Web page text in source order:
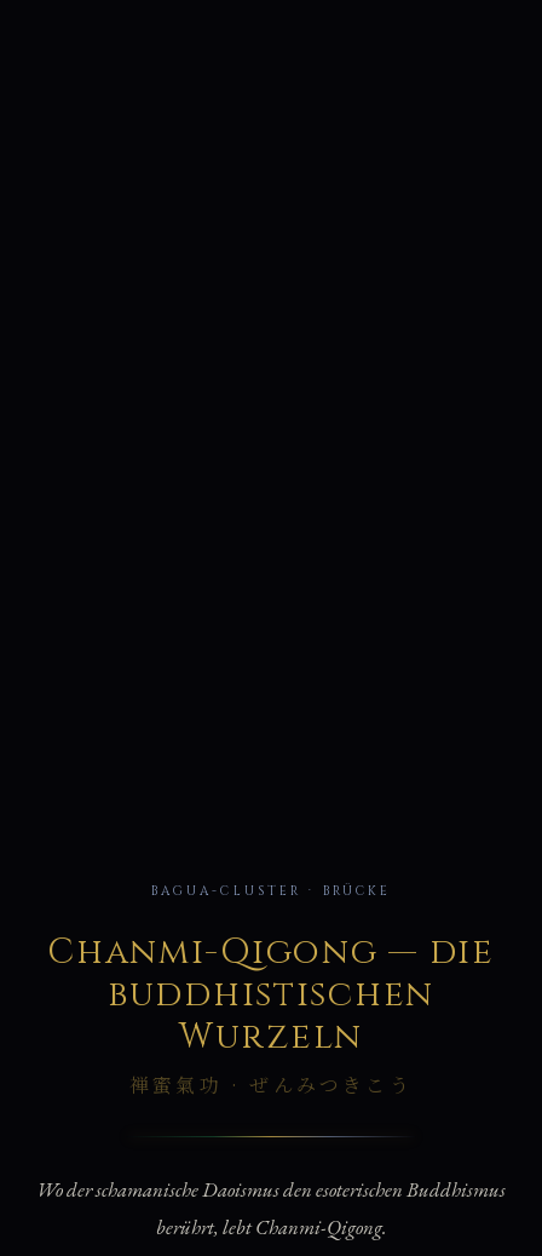
蜜
BAGUA-CLUSTER · BRÜCKE
Chanmi-Qigong — die
buddhistischen
Wurzeln
禅蜜氣功 · ぜんみつきこう
Wo der schamanische Daoismus den esoterischen Buddhismus
berührt, lebt Chanmi-Qigong.